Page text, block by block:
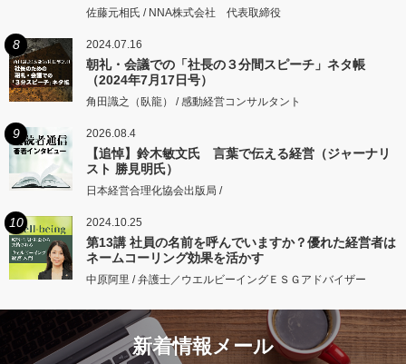
佐藤元相氏 / NNA株式会社 代表取締役
8 2024.07.16
朝礼・会議での「社長の３分間スピーチ」ネタ帳
（2024年7月17日号）
角田識之（臥龍） / 感動経営コンサルタント
9 2026.08.4
【追悼】鈴木敏文氏 言葉で伝える経営（ジャーナリ
スト 勝見明氏）
日本経営合理化協会出版局 /
10 2024.10.25
第13講 社員の名前を呼んでいますか？優れた経営者は
ネームコーリング効果を活かす
中原阿里 / 弁護士／ウエルビーイングＥＳＧアドバイザー
新着情報メール